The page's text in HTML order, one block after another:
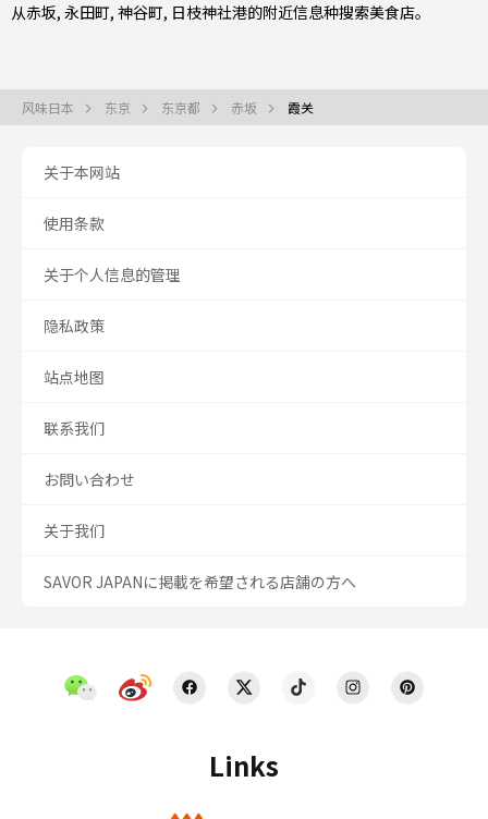
从赤坂, 永田町, 神谷町, 日枝神社港的附近信息种搜索美食店。
风味日本 东京 东京都 赤坂 霞关
Links
关于本网站
使用条款
关于个人信息的管理
隐私政策
站点地图
联系我们
お問い合わせ
关于我们
SAVOR JAPANに掲載を希望される店舗の方へ